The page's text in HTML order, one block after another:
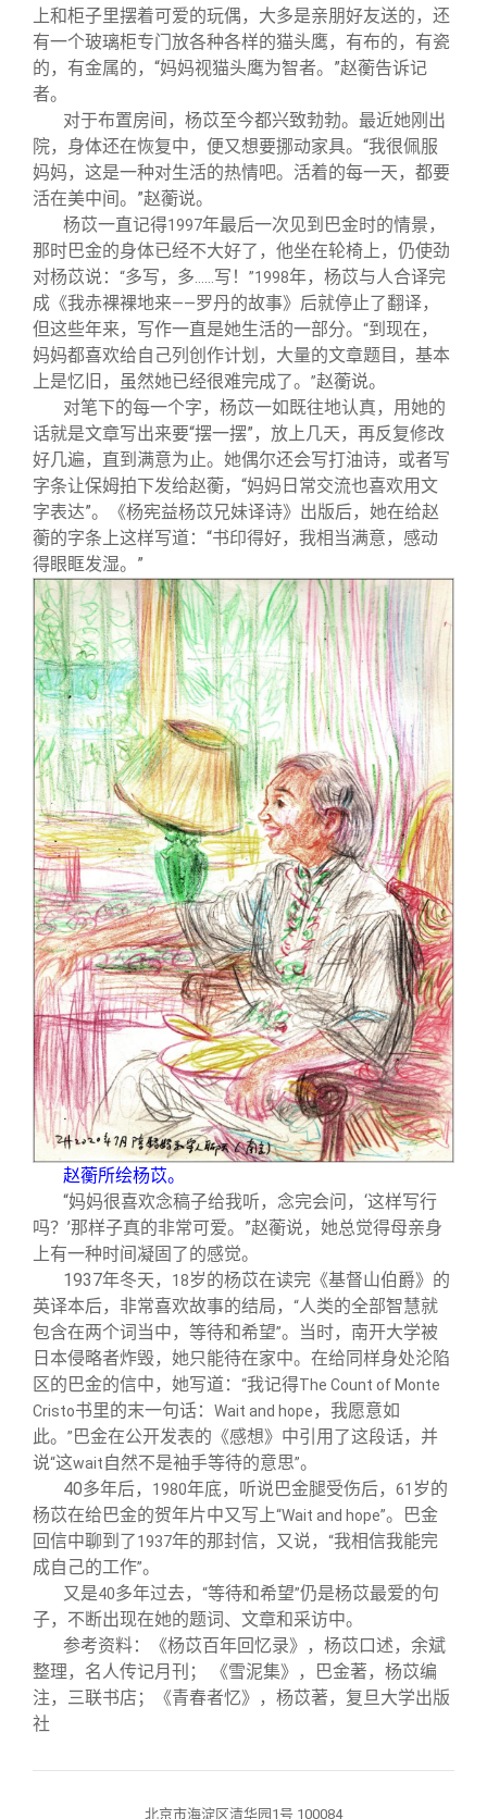
上和柜子里摆着可爱的玩偶，大多是亲朋好友送的，还
有一个玻璃柜专门放各种各样的猫头鹰，有布的，有瓷
的，有金属的，“妈妈视猫头鹰为智者。”赵蘅告诉记
者。
对于布置房间，杨苡至今都兴致勃勃。最近她刚出
院，身体还在恢复中，便又想要挪动家具。“我很佩服
妈妈，这是一种对生活的热情吧。活着的每一天，都要
活在美中间。”赵蘅说。
杨苡一直记得1997年最后一次见到巴金时的情景，
那时巴金的身体已经不大好了，他坐在轮椅上，仍使劲
对杨苡说： “多写，多 写！ ”1998年，杨苡与人合译完
成《我赤裸裸地来——罗丹的故事》后就停止了翻译，
但这些年来，写作一直是她生活的一部分。 “到现在，
妈妈都喜欢给自己列创作计划，大量的文章题目，基本
上是忆旧，虽然她已经很难完成了。 ”赵蘅说。
对笔下的每一个字，杨苡一如既往地认真，用她的
话就是文章写出来要“摆一摆”，放上几天，再反复修改
好几遍，直到满意为止。她偶尔还会写打油诗，或者写
字条让保姆拍下发给赵蘅，“妈妈日常交流也喜欢用文
字表达”。《杨宪益杨苡兄妹译诗》出版后，她在给赵
蘅的字条上这样写道：“书印得好，我相当满意，感动
得眼眶发湿。”
赵蘅所绘杨苡。
“妈妈很喜欢念稿子给我听，念完会问，‘这样写行
吗？’那样子真的非常可爱。”赵蘅说，她总觉得母亲身
上有一种时间凝固了的感觉。
1937年冬天， 18岁的杨苡在读完《基督山伯爵》的
英译本后，非常喜欢故事的结局， “人类的全部智慧就
包含在两个词当中，等待和希望”。当时，南开大学被
日本侵略者炸毁，她只能待在家中。在给同样身处沦陷
区的巴金的信中，她写道： “我记得The Count of Monte
Cristo书里的末一句话： Wait and hope ，我愿意如
此。 ” 巴金在公开发表的《感想》中引用了这段话，并
说“这wait自然不是袖手等待的意思”。
40多年后， 1980年底，听说巴金腿受伤后， 61 岁的
杨苡在给巴金的贺年片中又写上“Wait and hope”。巴金
回信中聊到了1937年的那封信，又说， “我相信我能完
成自己的工作”。
又是40多年过去， “等待和希望”仍是杨苡最爱的句
子，不断出现在她的题词、文章和采访中。
参考资料：《杨苡百年回忆录》，杨苡口述，余斌
整理，名人传记月刊； 《雪泥集》，巴金著，杨苡编
注，三联书店；《青春者忆》，杨苡著，复旦大学出版
社
北京市海淀区清华园1号 100084